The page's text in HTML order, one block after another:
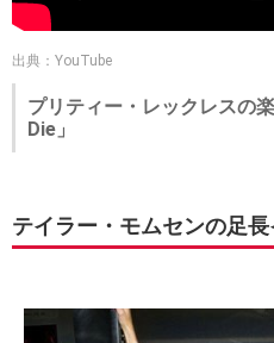
出典：YouTube
プリティー・レックレスの
Die」
テイラー・モムセンの足